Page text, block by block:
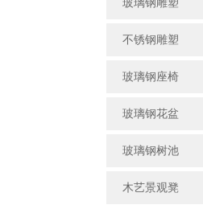
不锈钢雕塑
玻璃钢座椅
玻璃钢花盆
玻璃钢树池
木艺景观凳